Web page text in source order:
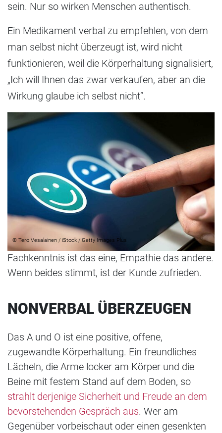
sein. Nur so wirken Menschen authentisch.
Ein Medikament verbal zu empfehlen, von dem
man selbst nicht überzeugt ist, wird nicht
funktionieren, weil die Körperhaltung signalisiert,
„Ich will Ihnen das zwar verkaufen, aber an die
Wirkung glaube ich selbst nicht“.
© Tero Vesalainen / iStock / Getty Images Plus
Fachkenntnis ist das eine, Empathie das andere.
Wenn beides stimmt, ist der Kunde zufrieden.
NONVERBAL ÜBERZEUGEN
Das A und O ist eine positive, offene,
zugewandte Körperhaltung. Ein freundliches
Lächeln, die Arme locker am Körper und die
Beine mit festem Stand auf dem Boden, so
strahlt derjenige Sicherheit und Freude an dem
bevorstehenden Gespräch aus. Wer am
Gegenüber vorbeischaut oder einen gesenkten